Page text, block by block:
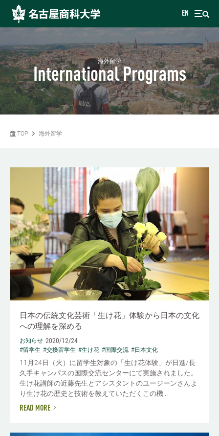
EN
海外留学
International Programs
TOP 海外留学
日本の伝統文化芸術「生け花」体験から日本の文化
への理解を深める
お知らせ 2020/12/24
#留学生 #交換留学生 #生け花 #国際交流 #日本文化
11月24日（火）に留学生対象の「生け花体験」が日進/長
久手キャンパスの国際交流センターにて実施されました。
生け花講師の近藤先生とアシスタントのユージーンさんよ
り生け花の歴史と技術を教えていただくこの機...
READ MORE